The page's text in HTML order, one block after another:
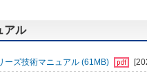
アル
ーズ技術マニュアル (61MB)